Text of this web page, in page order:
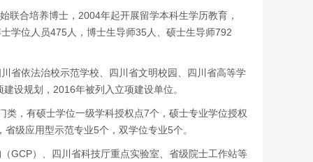
合培养博士，2004年起开展留学本科生学历教育，
学位人员475人，博士生导师35人、硕士生导师792
省依法治校示范学校、四川省文明校园、四川省高等学
设规划，2016年被列入立项建设单位。
，有硕士学位一级学科授权点7个，硕士专业学位授权
级应用型示范专业5个，双学位专业5个。
GCP）、四川省科技厅重点实验室、省级院士工作站等